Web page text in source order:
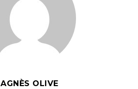
AGNÈS OLIVE